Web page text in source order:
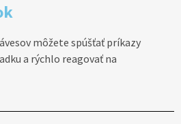
môžete spúšťať príkazy
a rýchlo reagovať na